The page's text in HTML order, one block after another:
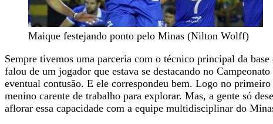
Maique festejando ponto pelo Minas (Nilton Wolff)
Sempre tivemos uma parceria com o técnico principal da
falou de um jogador que estava se destacando no
eventual contusão. E ele correspondeu bem. Logo no
menino carente de trabalho para explorar. Mas, a gente só
aflorar essa capacidade com a equipe multidisciplinar do